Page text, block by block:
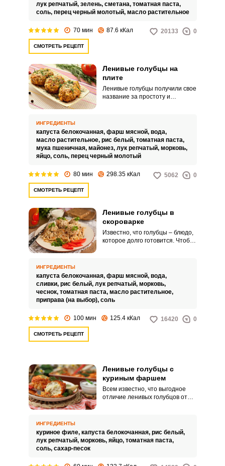
лук репчатый, зелень, сметана, томатная паста,
соль, перец черный молотый, масло растительное
70 мин 87.6 кКал 20133 0
СМОТРЕТЬ РЕЦЕПТ
Ленивые голубцы на
плите
Ленивые голубцы получили свое
название за простоту и
ИНГРЕДИЕНТЫ
капуста белокочанная, фарш мясной, вода,
масло растительное, рис белый, томатная паста,
мука пшеничная, майонез, лук репчатый, морковь,
яйцо, соль, перец черный молотый
80 мин 298.35 кКал 5062 0
СМОТРЕТЬ РЕЦЕПТ
Ленивые голубцы в
скороварке
Известно, что голубцы – блюдо,
которое долго готовится. Чтобы
усилий на приготовление, –
ленивым голубцам.
ИНГРЕДИЕНТЫ
капуста белокочанная, фарш мясной, вода,
сливки, рис белый, лук репчатый, морковь,
чеснок, томатная паста, масло растительное,
приправа (на выбор), соль
100 мин 125.4 кКал 16420 0
СМОТРЕТЬ РЕЦЕПТ
Ленивые голубцы с
куриным фаршем
Всем известно, что выгодное
отличие ленивых голубцов от
ценящих свое время,
предлагаем рецепт ленивых
голубцов с куриным фаршем.
ИНГРЕДИЕНТЫ
куриное филе, капуста белокочанная, рис белый,
лук репчатый, морковь, яйцо, томатная паста,
соль, сахар-песок